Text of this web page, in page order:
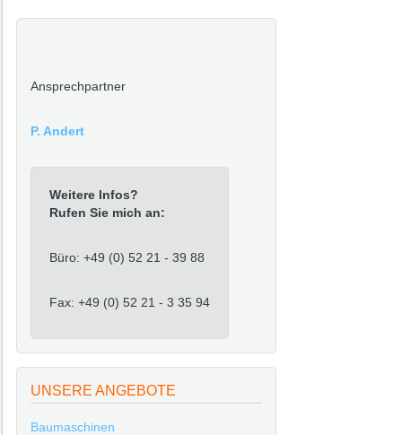
Ansprechpartner
P. Andert
Weitere Infos?
Rufen Sie mich an:
Büro: +49 (0) 52 21 - 39 88
Fax: +49 (0) 52 21 - 3 35 94
UNSERE ANGEBOTE
Baumaschinen